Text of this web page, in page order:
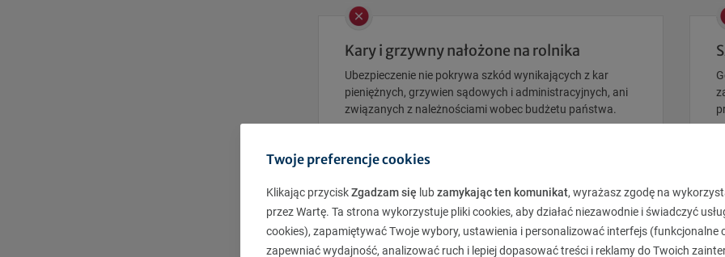
Kary i grzywny nałożone na rolnika
Ubezpieczenie nie pokrywa szkód wynikających z kar
pieniężnych, grzywien sądowych i administracyjnych, ani
związanych z należnościami wobec budżetu państwa.
Może zainteresuje Cię również
Zapytaj Agenta o dodatkowe opcje dla Twojego gospodarstwa.
Twoje preferencje cookies
Klikając przyciskZgadzam się lubzamykając ten komunikat, wyrażasz zgodę na
przez Wartę. Ta strona wykorzystuje pliki cookies, aby działać niezawodnie i świadczyć
cookies), zapamiętywać Twoje wybory, ustawienia i personalizować interfejs (funkcjonalne
zapewniać wydajność, analizować ruch i lepiej dopasować treści i reklamy do Twoich